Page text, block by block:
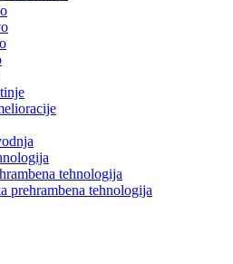
tehnologija
prehrambena tehnologija